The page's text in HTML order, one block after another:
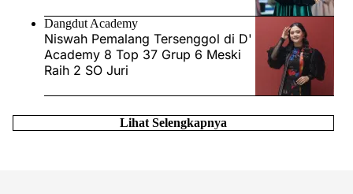
Dangdut Academy
Niswah Pemalang Tersenggol di D'
Academy 8 Top 37 Grup 6 Meski
Raih 2 SO Juri
Lihat Selengkapnya